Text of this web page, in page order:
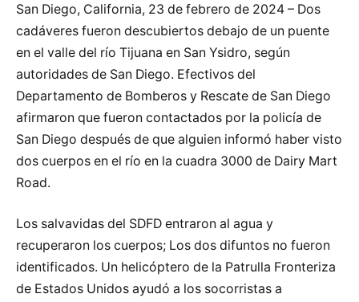
San Diego, California, 23 de febrero de 2024 – Dos
cadáveres fueron descubiertos debajo de un puente
en el valle del río Tijuana en San Ysidro, según
autoridades de San Diego. Efectivos del
Departamento de Bomberos y Rescate de San Diego
afirmaron que fueron contactados por la policía de
San Diego después de que alguien informó haber visto
dos cuerpos en el río en la cuadra 3000 de Dairy Mart
Road.
Los salvavidas del SDFD entraron al agua y
recuperaron los cuerpos; Los dos difuntos no fueron
identificados. Un helicóptero de la Patrulla Fronteriza
de Estados Unidos ayudó a los socorristas a